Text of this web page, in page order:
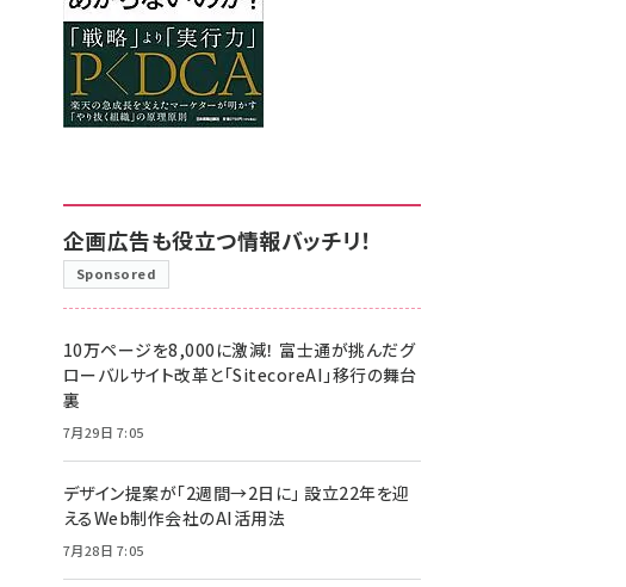
企画広告も役立つ情報バッチリ！
Sponsored
10万ページを8,000に激減！ 富士通が挑んだグ
ローバルサイト改革と「SitecoreAI」移行の舞台
裏
7月29日 7:05
デザイン提案が「2週間→2日に」 設立22年を迎
えるWeb制作会社のAI活用法
7月28日 7:05